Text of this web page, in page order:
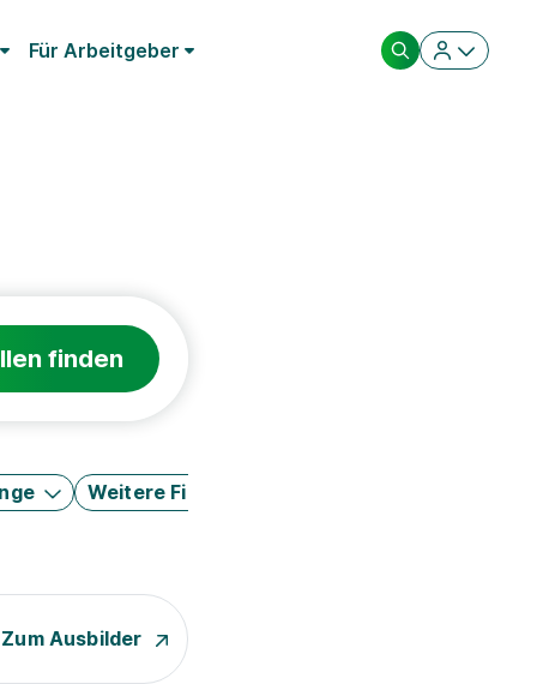
Für Arbeitgeber
finden
Weitere Filter
Zum Ausbilder